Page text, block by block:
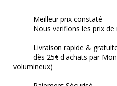
Meilleur prix constaté
Nous vérifions les prix de
Livraison rapide & gratuite
dès 25€ d'achats par
volumineux)